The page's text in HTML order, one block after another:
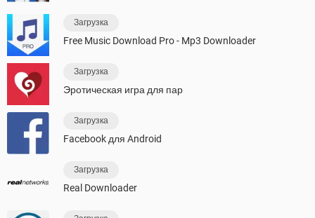
Загрузка
Free Music Download Pro - Mp3 Downloader
Загрузка
Эротическая игра для пар
Загрузка
Facebook для Android
Загрузка
Real Downloader